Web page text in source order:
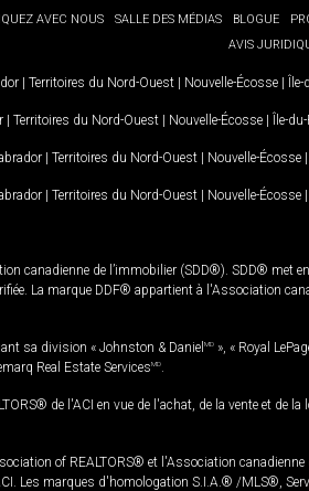
AVEC NOUS SALLE DES MÉDIAS BLOGUE
AVIS
| Territoires du Nord-Ouest | Nouvelle-Écosse | Île-
| Territoires du Nord-Ouest | Nouvelle-Écosse | Île-
| Territoires du Nord-Ouest | Nouvelle-Écosse |
| Territoires du Nord-Ouest | Nouvelle-Écosse |
canadienne de l’immobilier (SDD®). SDD® met
La marque DDF® appartient à l'Association
sa division « Johnston & Daniel MD », « Royal
Real Estate ServicesMD.
de l'ACI en vue de l'achat, de la vente et de
of REALTORS® et l'Association
Les marques d'homologation S.I.A.® /MLS®,